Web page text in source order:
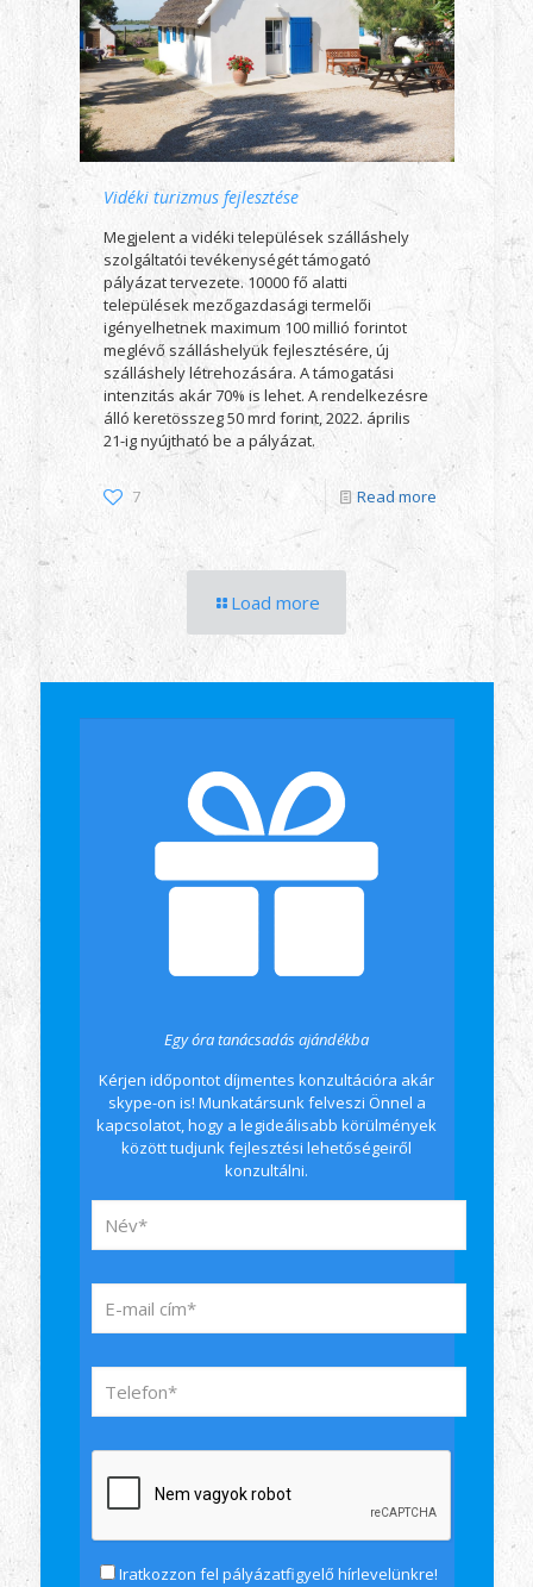
Vidéki turizmus fejlesztése
Megjelent a vidéki települések szálláshely
szolgáltatói tevékenységét támogató
pályázat tervezete. 10000 fő alatti
települések mezőgazdasági termelői
igényelhetnek maximum 100 millió forintot
meglévő szálláshelyük fejlesztésére, új
szálláshely létrehozására. A támogatási
intenzitás akár 70% is lehet. A rendelkezésre
álló keretösszeg 50 mrd forint, 2022. április
21-ig nyújtható be a pályázat.
7 Read more
Load more
Egy óra tanácsadás ajándékba
Kérjen időpontot díjmentes konzultációra akár
skype-on is! Munkatársunk felveszi Önnel a
kapcsolatot, hogy a legideálisabb körülmények
között tudjunk fejlesztési lehetőségeiről
konzultálni.
Iratkozzon fel pályázatfigyelő hírlevelünkre!